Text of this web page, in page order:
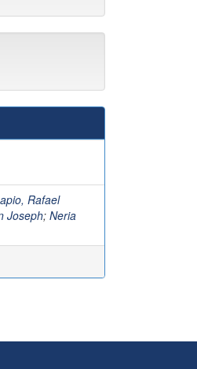
Rafael
Joseph; Neria